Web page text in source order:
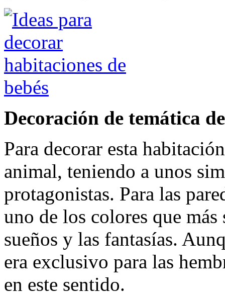
Decoración de temática
Para decorar esta
animal, teniendo a unos
protagonistas. Para las
uno de los colores que
sueños y las fantasías.
era exclusivo para las
en este sentido.